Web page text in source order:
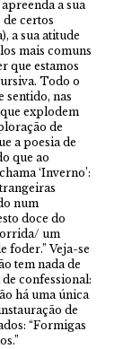
a sua
certos
a sua atitude
mais comuns
que estamos
Todo o
sentido, nas
explodem
de
a poesia de
que ao
‘Inverno’:
num
doce do
um
foder.” Veja-se
tem nada de
confessional:
há uma única
de
“Formigas